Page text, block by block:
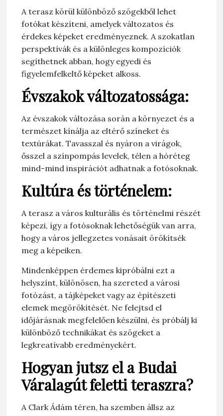
A terasz körül különböző szögekből lehet
fotókat készíteni, amelyek változatos és
érdekes képeket eredményeznek. A szokatlan
perspektívák és a különleges kompozíciók
segíthetnek abban, hogy egyedi és
figyelemfelkeltő képeket alkoss.
Évszakok változatossága:
Az évszakok változása során a környezet és a
természet kínálja az eltérő színeket és
textúrákat. Tavasszal és nyáron a virágok,
ősszel a színpompás levelek, télen a hóréteg
mind-mind inspirációt adhatnak a fotósoknak.
Kultúra és történelem:
A terasz a város kulturális és történelmi részét
képezi, így a fotósoknak lehetőségük van arra,
hogy a város jellegzetes vonásait örökítsék
meg a képeiken.
Mindenképpen érdemes kipróbálni ezt a
helyszínt, különösen, ha szereted a városi
fotózást, a tájképeket vagy az építészeti
elemek megörökítését. Ne felejtsd el
időjárásnak megfelelően készülni, és próbálj ki
különböző technikákat és szögeket a
legkreatívabb eredményekért.
Hogyan jutsz el a Budai
Váralagút feletti teraszra?
A Clark Ádám téren, ha szemben állsz az